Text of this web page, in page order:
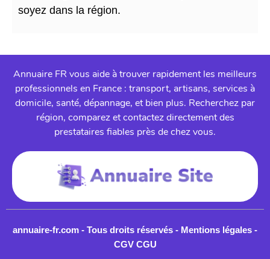
soyez dans la région.
Annuaire FR vous aide à trouver rapidement les meilleurs
professionnels en France : transport, artisans, services à
domicile, santé, dépannage, et bien plus. Recherchez par
région, comparez et contactez directement des
prestataires fiables près de chez vous.
annuaire-fr.com - Tous droits réservés - Mentions légales -
CGV CGU